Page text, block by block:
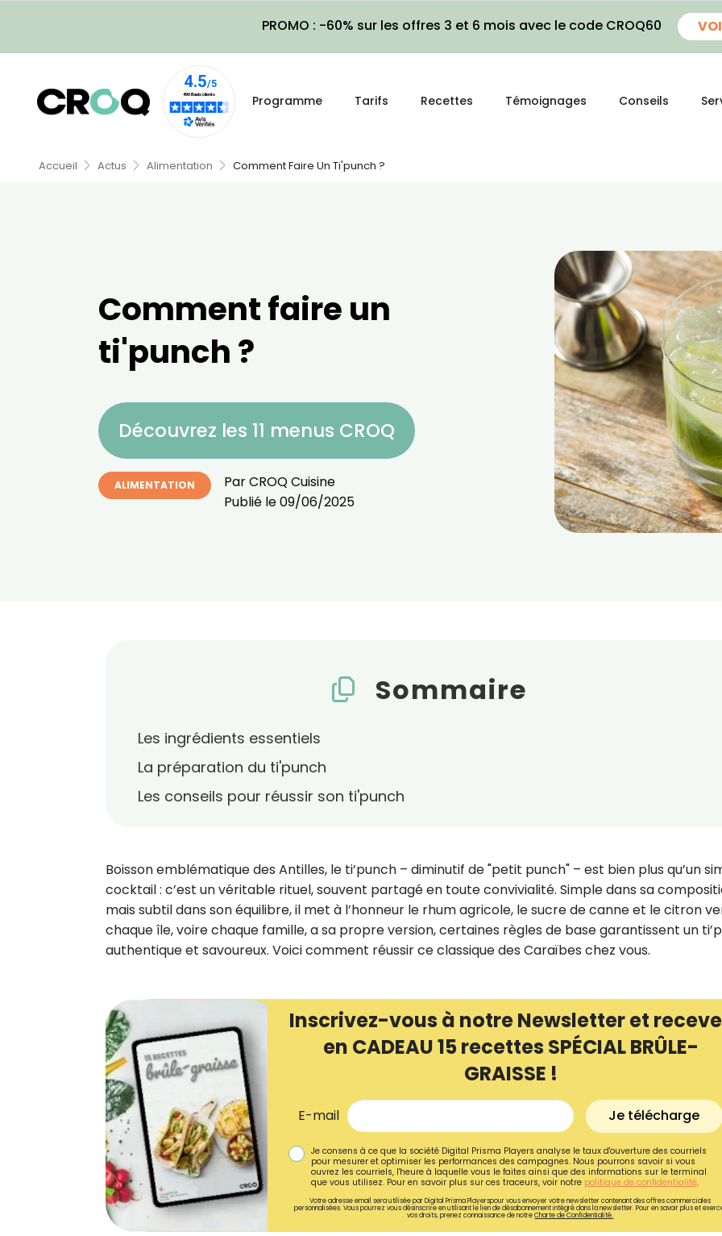
PROMO : -60% sur les offres 3 et 6 mois avec le code CROQ60
Programme Tarifs Recettes Témoignages Conseils
Accueil Actus Alimentation Comment Faire Un Ti'punch ?
Comment faire un
ti'punch ?
Découvrez les 11 menus CROQ
ALIMENTATION ParCROQ Cuisine
Publié le09/06/2025
Sommaire
Les ingrédients essentiels
La préparation du ti'punch
Les conseils pour réussir son ti'punch
Boisson emblématique des Antilles, le ti’punch – diminutif de "petit punch" – est bien plus qu’un
cocktail : c’est un véritable rituel, souvent partagé en toute convivialité. Simple dans sa
mais subtil dans son équilibre, il met à l’honneur le rhum agricole, le sucre de canne et le citron
chaque île, voire chaque famille, a sa propre version, certaines règles de base garantissent un
authentique et savoureux. Voici comment réussir ce classique des Caraïbes chez vous.
Inscrivez-vous à notre Newsletter et
en CADEAU 15 recettes SPÉCIAL BRÛLE-
GRAISSE !
E-mail Je télécharge
Je consens à ce que la société Digital Prisma Players analyse le taux d'ouverture des courriels
pour mesurer et optimiser les performances des campagnes. Nous pourrons savoir si vous
ouvrez les courriels, l'heure à laquelle vous le faites ainsi que des informations sur le terminal
que vous utilisez. Pour en savoir plus sur ces traceurs, voir notre politique de confidentialité.
Votre adresse email sera utilisée par Digital Prisma Playerspour vous envoyer votre newsletter contenant des offres commerciales
personnalisées. Vous pourrez vous désinscrire en utilisant le lien de désabonnement intégré dans la newsletter. Pour en savoir plus et
vos droits, prenez connaissance de notreCharte de Confidentialité.